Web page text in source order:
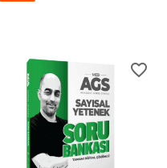
favorite_border